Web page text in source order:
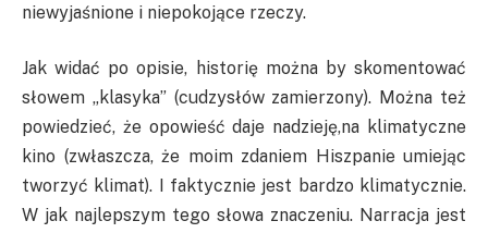
niewyjaśnione i niepokojące rzeczy.
Jak widać po opisie, historię można by skomentować
słowem „klasyka” (cudzysłów zamierzony). Można też
powiedzieć, że opowieść daje nadzieję,na klimatyczne
kino (zwłaszcza, że moim zdaniem Hiszpanie umiejąc
tworzyć klimat). I faktycznie jest bardzo klimatycznie.
W jak najlepszym tego słowa znaczeniu. Narracja jest